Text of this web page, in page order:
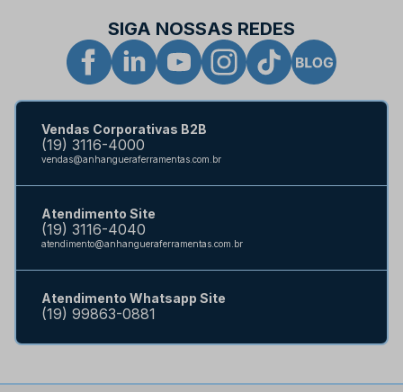
SIGA NOSSAS REDES
Vendas Corporativas B2B
(19) 3116-4000
vendas@anhangueraferramentas.com.br
Atendimento Site
(19) 3116-4040
atendimento@anhangueraferramentas.com.br
Atendimento Whatsapp Site
(19) 99863-0881